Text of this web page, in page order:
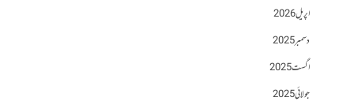
اپریل 2026
دسمبر 2025
اگست 2025
جولائی 2025